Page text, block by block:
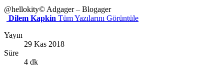
@hellokity© Adgager – Blogager
Dilem Kapkin Tüm Yazılarını Görüntüle
Yayın
29 Kas 2018
Süre
4 dk